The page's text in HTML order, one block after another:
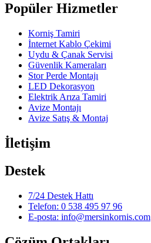
Popüler Hizmetler
Korniş Tamiri
İnternet Kablo Çekimi
Uydu & Çanak Servisi
Güvenlik Kameraları
Stor Perde Montajı
LED Dekorasyon
Elektrik Arıza Tamiri
Avize Montajı
Avize Satış & Montaj
İletişim
Destek
7/24 Destek Hattı
Telefon: 0 538 495 97 96
E-posta: info@mersinkornis.com